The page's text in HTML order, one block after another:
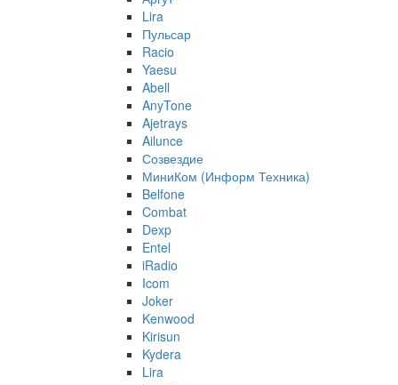
Lira
Пульсар
Racio
Yaesu
Abell
AnyTone
Ajetrays
Ailunce
Созвездие
МиниКом (Информ Техника)
Belfone
Combat
Dexp
Entel
iRadio
Icom
Joker
Kenwood
Kirisun
Kydera
Lira